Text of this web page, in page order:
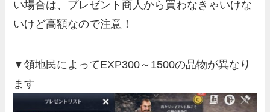
い場合は、プレゼント商人から買わなきゃいけな
いけど高額なので注意！
▼領地民によってEXP300～1500の品物が異なり
ます